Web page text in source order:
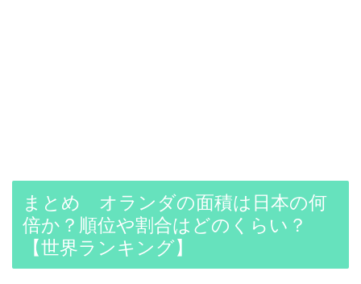
まとめ オランダの面積は日本の何
倍か？順位や割合はどのくらい？
【世界ランキング】